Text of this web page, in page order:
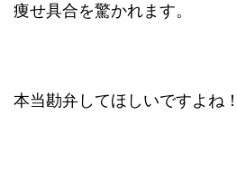
痩せ具合を驚かれます。
本当勘弁してほしいですよね